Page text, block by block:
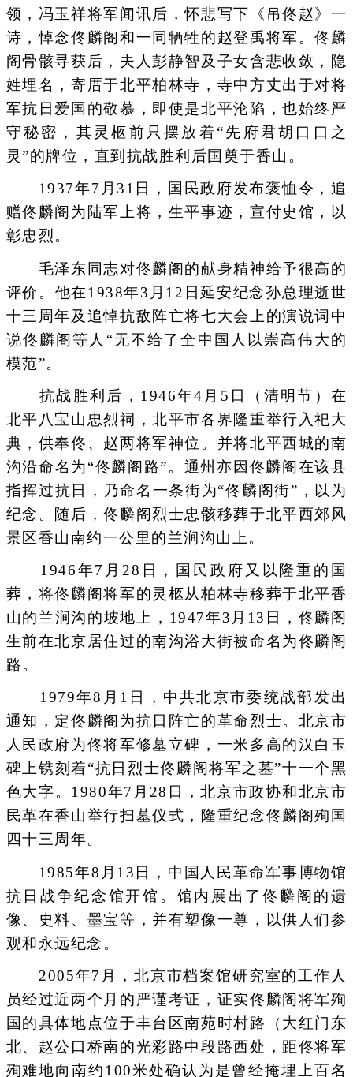
领，冯玉祥将军闻讯后，怀悲写下《吊佟赵》一
诗，悼念佟麟阁和一同牺牲的赵登禹将军。佟麟
阁骨骸寻获后，夫人彭静智及子女含悲收敛，隐
姓埋名，寄厝于北平柏林寺，寺中方丈出于对将
军抗日爱国的敬慕，即使是北平沦陷，也始终严
守秘密，其灵柩前只摆放着“先府君胡口口之
灵”的牌位，直到抗战胜利后国奠于香山。
1937年7月31日，国民政府发布褒恤令，追
赠佟麟阁为陆军上将，生平事迹，宣付史馆，以
彰忠烈。
毛泽东同志对佟麟阁的献身精神给予很高的
评价。他在1938年3月12日延安纪念孙总理逝世
十三周年及追悼抗敌阵亡将七大会上的演说词中
说佟麟阁等人“无不给了全中国人以崇高伟大的
模范”。
抗战胜利后，1946年4月5日（清明节）在
北平八宝山忠烈祠，北平市各界隆重举行入祀大
典，供奉佟、赵两将军神位。并将北平西城的南
沟沿命名为“佟麟阁路”。通州亦因佟麟阁在该县
指挥过抗日，乃命名一条街为“佟麟阁街”，以为
纪念。随后，佟麟阁烈士忠骸移葬于北平西郊风
景区香山南约一公里的兰涧沟山上。
1946年7月28日，国民政府又以隆重的国
葬，将佟麟阁将军的灵柩从柏林寺移葬于北平香
山的兰涧沟的坡地上，1947年3月13日，佟麟阁
生前在北京居住过的南沟浴大街被命名为佟麟阁
路。
1979年8月1日，中共北京市委统战部发出
通知，定佟麟阁为抗日阵亡的革命烈士。北京市
人民政府为佟将军修墓立碑，一米多高的汉白玉
碑上镌刻着“抗日烈士佟麟阁将军之墓”十一个黑
色大字。1980年7月28日，北京市政协和北京市
民革在香山举行扫墓仪式，隆重纪念佟麟阁殉国
四十三周年。
1985年8月13日，中国人民革命军事博物馆
抗日战争纪念馆开馆。馆内展出了佟麟阁的遗
像、史料、墨宝等，并有塑像一尊，以供人们参
观和永远纪念。
2005年7月，北京市档案馆研究室的工作人
员经过近两个月的严谨考证，证实佟麟阁将军殉
国的具体地点位于丰台区南苑时村路（大红门东
北、赵公口桥南的光彩路中段路西处，距佟将军
殉难地向南约100米处确认为是曾经掩埋上百名